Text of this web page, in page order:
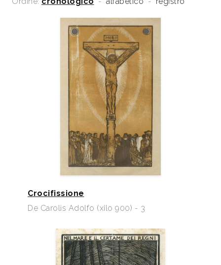
2001
Stefano Papetti, a cura di, Vedute adriatiche tra otto
e novecento. Un mare di Pittura, catalogo mostra,
Milano, Federico Motta Editore, pp. 15/27, 53/65,
90/91, 96/109.
Alida Moltedo Mapelli, a cura, Paesaggio Urbano.
Stampe italiane dalla prima metà del ‘900 da
Boccioni a Vespignani, Roma, Artemide Edizioni,
pp. 222, 225, 235.
Umberto Giovannini, Colore e Libertà. La bella
stagione della xilografia in Romagna, Cassa di
Risparmio di Cesena, p. 20, 23, 30, 31, 32, 33, 35,
36, 38, 142.
Il lavoro inciso. Capolavori dell’arte grafica da Millet
a Vedova, a cura di Patrizia Foglia, Chiara Gatti,
Luigi Martini, catalogo mostra, Lecce e Milano,
Stefano Liberati, “Xilografia” (1924-1926) Catalogo
Generale, schede biografiche di Nicoletta Di
Benedetto, Manduria (TA), Barbieri/Selvaggi -
Crocifissione
De Carolis Adolfo (xilo 900) - 3